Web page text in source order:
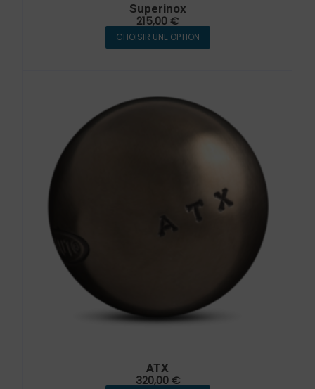
Superinox
215,00€
CHOISIR UNE OPTION
ATX
320,00€